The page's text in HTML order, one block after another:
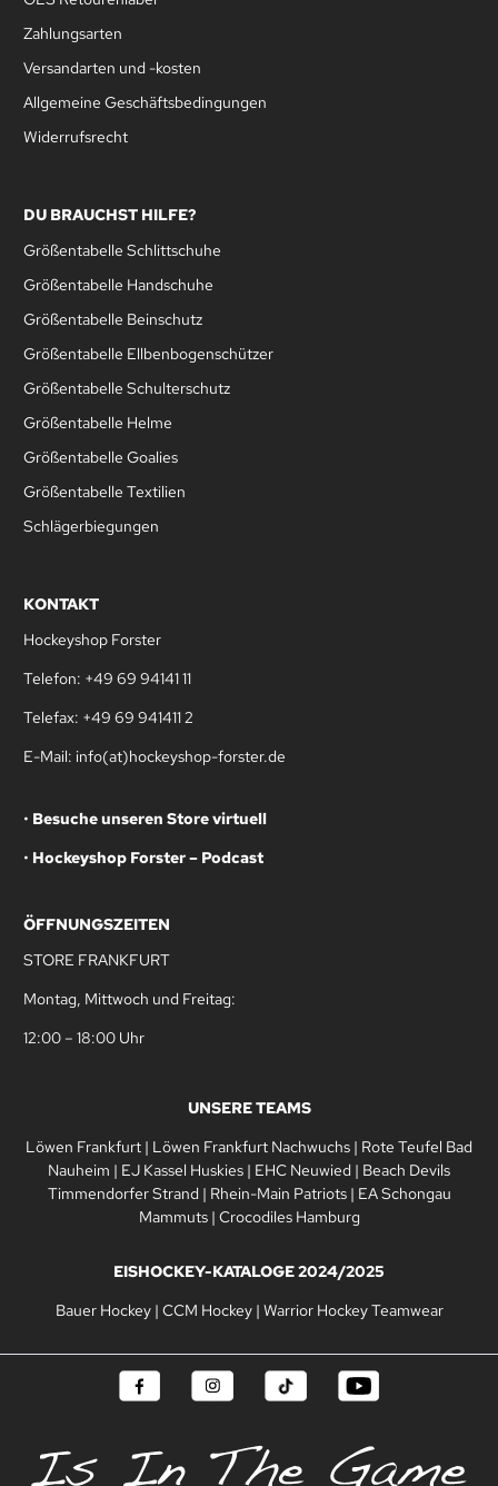
Zahlungsarten
Versandarten und -kosten
Allgemeine Geschäftsbedingungen
Widerrufsrecht
DU BRAUCHST HILFE?
Größentabelle Schlittschuhe
Größentabelle Handschuhe
Größentabelle Beinschutz
Größentabelle Ellbenbogenschützer
Größentabelle Schulterschutz
Größentabelle Helme
Größentabelle Goalies
Größentabelle Textilien
Schlägerbiegungen
KONTAKT
Hockeyshop Forster
Telefon: +49 69 94141 11
Telefax: +49 69 941411 2
E-Mail: info(at)hockeyshop-forster.de
• Besuche unseren Store virtuell
• Hockeyshop Forster – Podcast
ÖFFNUNGSZEITEN
STORE FRANKFURT
Montag, Mittwoch und Freitag:
12:00 – 18:00 Uhr
UNSERE TEAMS
Löwen Frankfurt | Löwen Frankfurt Nachwuchs | Rote Teufel Bad
Nauheim | EJ Kassel Huskies | EHC Neuwied | Beach Devils
Timmendorfer Strand | Rhein-Main Patriots| EA Schongau
Mammuts| Crocodiles Hamburg
EISHOCKEY-KATALOGE 2024/2025
Bauer Hockey| CCM Hockey| Warrior Hockey Teamwear